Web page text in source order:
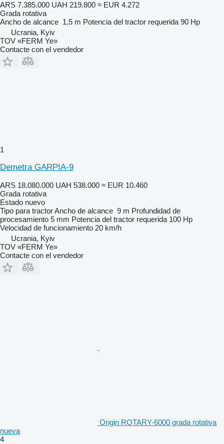
ARS 7.385.000 UAH 219.800 ≈ EUR 4.272
Grada rotativa
Ancho de alcance 1,5 m Potencia del tractor requerida 90 Hp
Ucrania, Kyiv
TOV «FERM Ye»
Contacte con el vendedor
1
Demetra GARPIA-9
ARS 18.080.000 UAH 538.000 ≈ EUR 10.460
Grada rotativa
Estado nuevo
Tipo para tractorAncho de alcance 9 m Profundidad de
procesamiento 5 mm Potencia del tractor requerida 100 Hp
Velocidad de funcionamiento 20 km/h
Ucrania, Kyiv
TOV «FERM Ye»
Contacte con el vendedor
Origin ROTARY-6000 grada rotativa
nueva
4